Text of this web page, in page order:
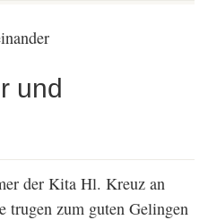
und
der Kita Hl. Kreuz an
trugen zum guten Gelingen